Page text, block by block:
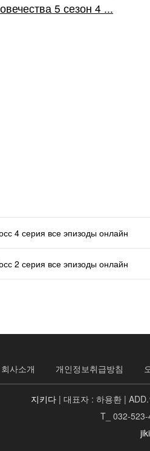
5 сезон 4 ...
4 серия все эпизоды онлайн
2 серия все эпизоды онлайн
회사소개 개인정보취급방침
지키다 | 대표자 : 하용환 |
T_ 032-